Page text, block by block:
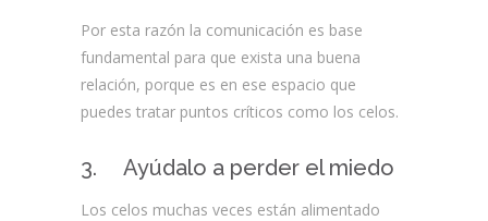
Por esta razón la comunicación es base
fundamental para que exista una buena
relación, porque es en ese espacio que
puedes tratar puntos críticos como los celos.
3. Ayúdalo a perder el miedo
Los celos muchas veces están alimentado